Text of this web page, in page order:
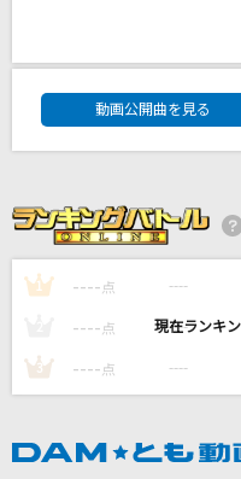
紅蓮華 -アニメ映像
LiSA
山口百恵
DAM★ともボー
動画公開曲を見る
1 ---- 点 ----
---- 点 ----
3 ---- 点 ----